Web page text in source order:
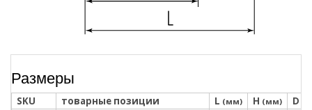
Размеры
SKU товарные позиции L (мм) H (мм) D